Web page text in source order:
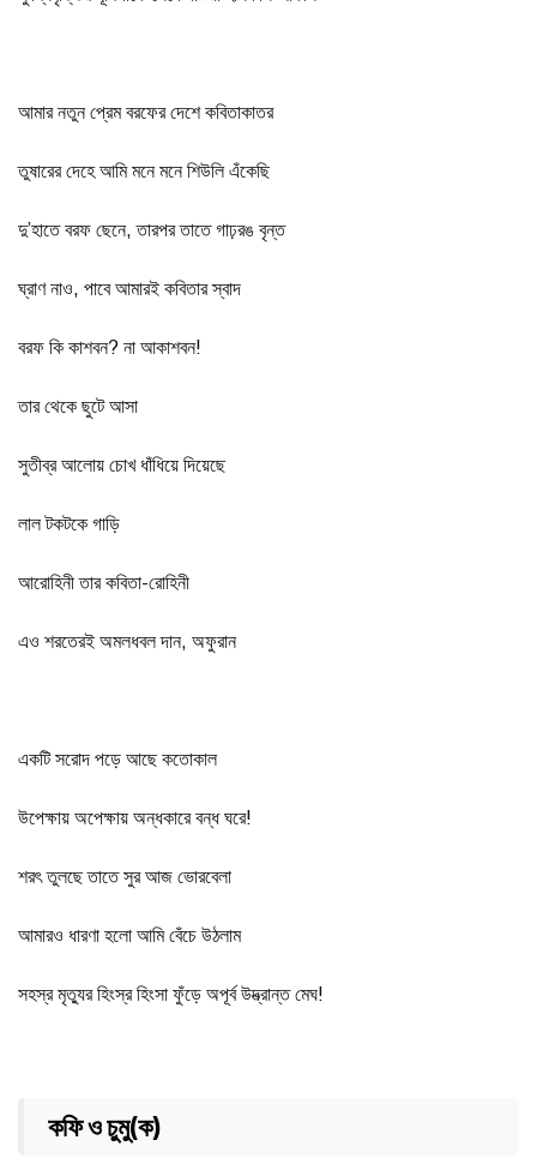
আমার নতুন প্রেম বরফের দেশে কবিতাকাতর
তুষারের দেহে আমি মনে মনে শিউলি এঁকেছি
দু’হাতে বরফ ছেনে, তারপর তাতে গাঢ়রঙ বৃন্ত
ঘ্রাণ নাও, পাবে আমারই কবিতার স্বাদ
বরফ কি কাশবন? না আকাশবন!
তার থেকে ছুটে আসা
সুতীব্র আলোয় চোখ ধাঁধিয়ে দিয়েছে
লাল টকটকে গাড়ি
আরোহিনী তার কবিতা-রোহিনী
এও শরতেরই অমলধবল দান, অফুরান
একটি সরোদ পড়ে আছে কতোকাল
উপেক্ষায় অপেক্ষায় অন্ধকারে বন্ধ ঘরে!
শরৎ তুলছে তাতে সুর আজ ভোরবেলা
আমারও ধারণা হলো আমি বেঁচে উঠলাম
সহস্র মৃত্যুর হিংস্র হিংসা ফুঁড়ে অপূর্ব উদ্ভ্রান্ত মেঘ!
কফি ও চুমু(ক)